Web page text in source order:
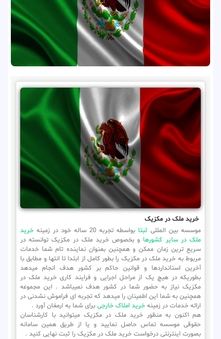
خرید ملک در مکزیک
موسسه بین المللی ثبتا بواسطه تجربه 20 ساله خود در زمینه
خرید
ملک در سایر کشورها و بخصوص خرید ملک در مکزیک توانسته در
سریع ترین زمان ممکن و همچنین بعنوان نماینده تام شما خدمات
مربوط به خرید ملک در مکزیک را بطور کامل از ابتدا تا انتها و مطابق با
آخرین استانداردها و قوانین حاکم بر کشور هدف انجام میدهد
بطوریکه در هیچ یک از مراحل اجرایی و فرایند کاری خرید ملک در
مکزیک نیاز به حضور شما در کشور هدف نمیباشد . این مجموعه
همچنین به شما این اطمینان را میدهد که تجربه ای فراموش نشدنی در
ارائه خدمات در زمینه خرید املاک خارجی برای شما به ارمغان آورد .
هم اکنون به منظور خرید ملک در مکزیک میتوانید با کارشناسان
حقوقی موسسه تماس حاصل نمایید و یا از طریق همین سامانه
بصورت اینترنتی درخواست خرید ملک در مکزیک را ثبت نهایی کنید .